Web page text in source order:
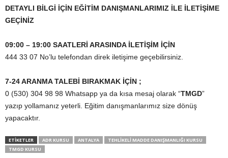
DETAYLI BİLGİ İÇİN EĞİTİM DANIŞMANLARIMIZ İLE İLETİŞİME
GEÇİNİZ
09:00 – 19:00 SAATLERİ ARASINDA İLETİŞİM İÇİN
444 33 07 No’lu telefondan direk iletişime geçebilirsiniz.
7-24 ARANMA TALEBİ BIRAKMAK İÇİN ;
0 (530) 304 98 98 Whatsapp ya da kısa mesaj olarak “TMGD”
yazıp yollamanız yeterli. Eğitim danışmanlarımız size dönüş
yapacaktır.
ETİKETLER ADR KURSU ANTALYA
TEHLIKELI MADDE DANIŞMANLIĞI KURSU
TMGD KURSU